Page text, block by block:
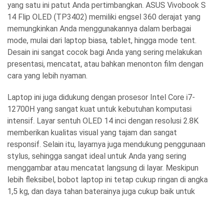
yang satu ini patut Anda pertimbangkan. ASUS Vivobook S
14 Flip OLED (TP3402) memiliki engsel 360 derajat yang
memungkinkan Anda menggunakannya dalam berbagai
mode, mulai dari laptop biasa, tablet, hingga mode tent.
Desain ini sangat cocok bagi Anda yang sering melakukan
presentasi, mencatat, atau bahkan menonton film dengan
cara yang lebih nyaman.
Laptop ini juga didukung dengan prosesor Intel Core i7-
12700H yang sangat kuat untuk kebutuhan komputasi
intensif. Layar sentuh OLED 14 inci dengan resolusi 2.8K
memberikan kualitas visual yang tajam dan sangat
responsif. Selain itu, layarnya juga mendukung penggunaan
stylus, sehingga sangat ideal untuk Anda yang sering
menggambar atau mencatat langsung di layar. Meskipun
lebih fleksibel, bobot laptop ini tetap cukup ringan di angka
1,5 kg, dan daya tahan baterainya juga cukup baik untuk